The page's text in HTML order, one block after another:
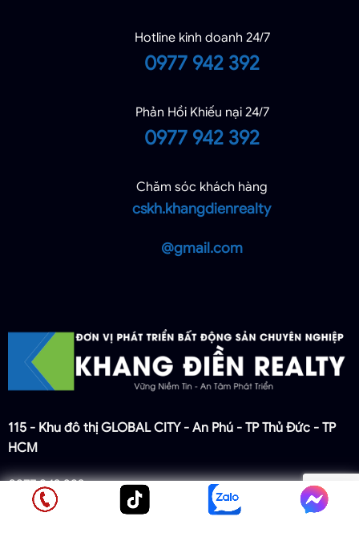
Hotline kinh doanh 24/7
0977 942 392
Phản Hồi Khiếu nại 24/7
0977 942 392
Chăm sóc khách hàng
cskh.khangdienrealty
@gmail.com
115 - Khu đô thị GLOBAL CITY - An Phú - TP Thủ Đức - TP
HCM
0977 942 392